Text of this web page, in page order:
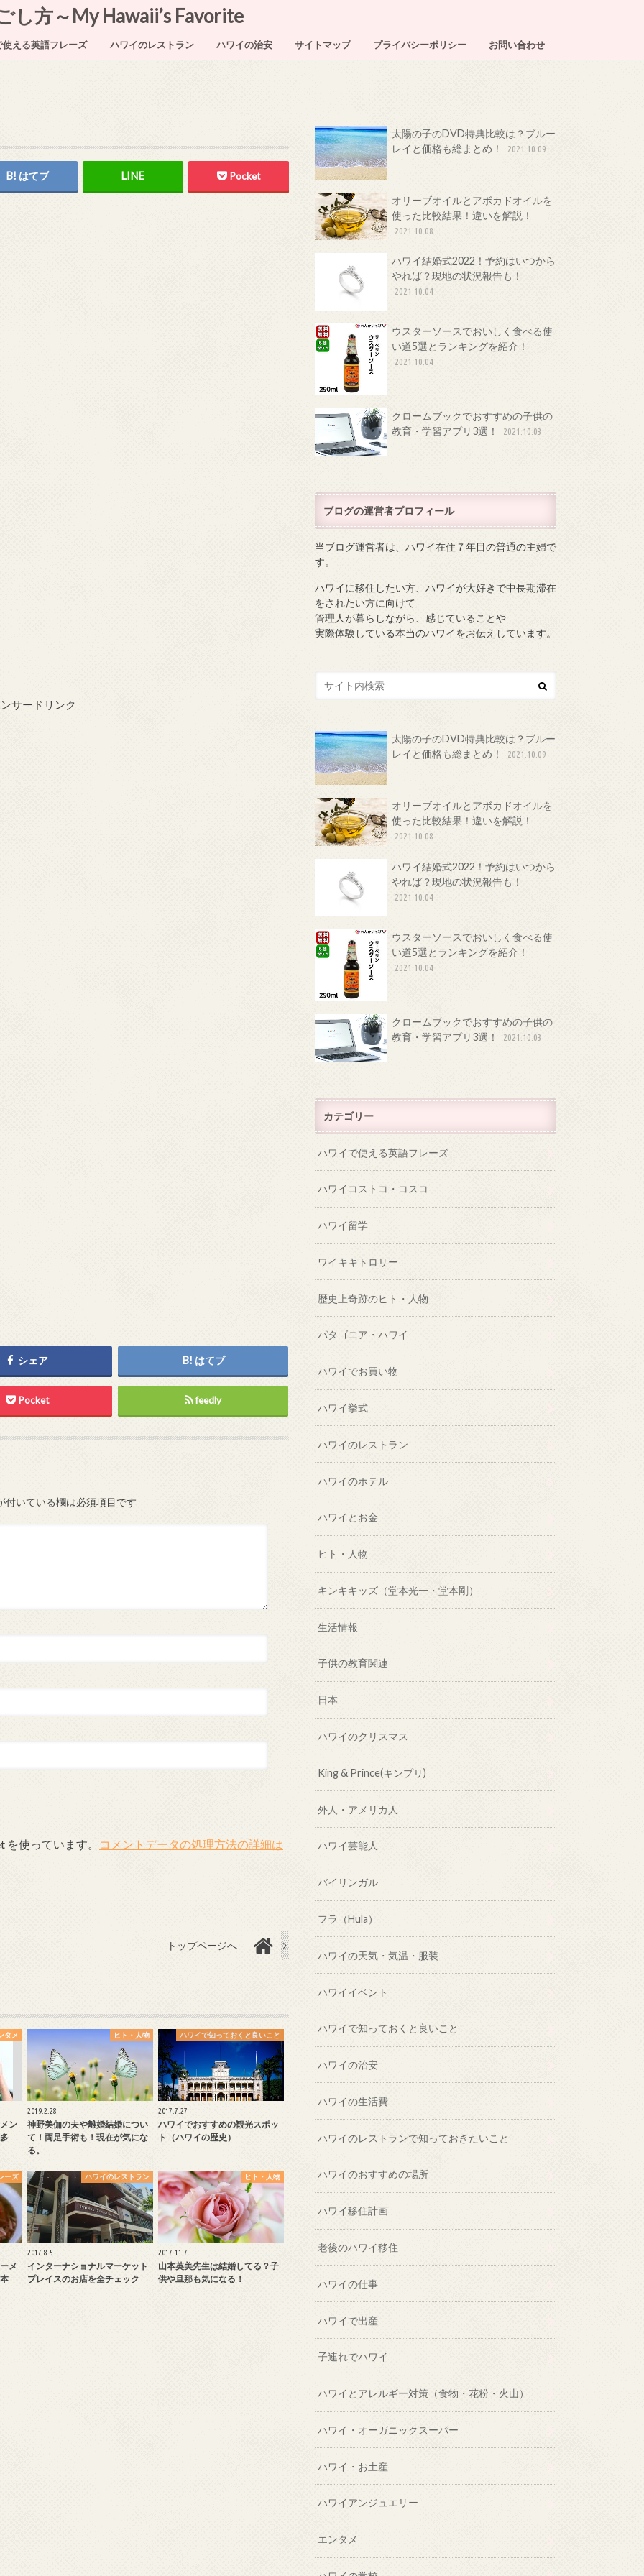
し方～My Hawaii’s Favorite
使える英語フレーズ ハワイのレストラン ハワイの治安 サイトマップ プライバシーポリシー お問い合わせ
はてブ Pocket
サードリンク
シェア はてブ
Pocket feedly
付いている欄は必須項目です
使っています。 コメントデータの処理方法の詳細は
トップページへ
タメ
ン
ヒト・人物
2019.2.28
神野美伽の夫や離婚結婚につい
て！両足手術も！現在が気にな
る。
ハワイで知っておくと良いこと
2017.7.27
ハワイでおすすめの観光スポッ
ト（ハワイの歴史）
ーズ
メ
ハワイのレストラン
2017.8.5
インターナショナルマーケット
プレイスのお店を全チェック
ヒト・人物
2017.11.7
山本英美先生は結婚してる？子
供や旦那も気になる！
太陽の子のDVD特典比較は？ブルー
レイと価格も総まとめ！
2021.10.09
オリーブオイルとアボカドオイルを
使った比較結果！違いを解説！
2021.10.08
ハワイ結婚式2022！予約はいつから
やれば？現地の状況報告も！
2021.10.04
ウスターソースでおいしく食べる使
い道5選とランキングを紹介！
2021.10.04
クロームブックでおすすめの子供の
教育・学習アプリ3選！
2021.10.03
ブログの運営者プロフィール
当ブログ運営者は、ハワイ在住７年目の普通の主婦で
す。
ハワイに移住したい方、ハワイが大好きで中長期滞在
をされたい方に向けて
管理人が暮らしながら、感じていることや
実際体験している本当のハワイをお伝えしています。
太陽の子のDVD特典比較は？ブルー
レイと価格も総まとめ！
2021.10.09
オリーブオイルとアボカドオイルを
使った比較結果！違いを解説！
2021.10.08
ハワイ結婚式2022！予約はいつから
やれば？現地の状況報告も！
2021.10.04
ウスターソースでおいしく食べる使
い道5選とランキングを紹介！
2021.10.04
クロームブックでおすすめの子供の
教育・学習アプリ3選！
2021.10.03
カテゴリー
ハワイで使える英語フレーズ
ハワイコストコ・コスコ
ハワイ留学
ワイキキトロリー
歴史上奇跡のヒト・人物
パタゴニア・ハワイ
ハワイでお買い物
ハワイ挙式
ハワイのレストラン
ハワイのホテル
ハワイとお金
ヒト・人物
キンキキッズ（堂本光一・堂本剛）
生活情報
子供の教育関連
日本
ハワイのクリスマス
King & Prince(キンプリ)
外人・アメリカ人
ハワイ芸能人
バイリンガル
フラ（Hula）
ハワイの天気・気温・服装
ハワイイベント
ハワイで知っておくと良いこと
ハワイの治安
ハワイの生活費
ハワイのレストランで知っておきたいこと
ハワイのおすすめの場所
ハワイ移住計画
老後のハワイ移住
ハワイの仕事
ハワイで出産
子連れでハワイ
ハワイとアレルギー対策（食物・花粉・火山）
ハワイ・オーガニックスーパー
ハワイ・お土産
ハワイアンジュエリー
エンタメ